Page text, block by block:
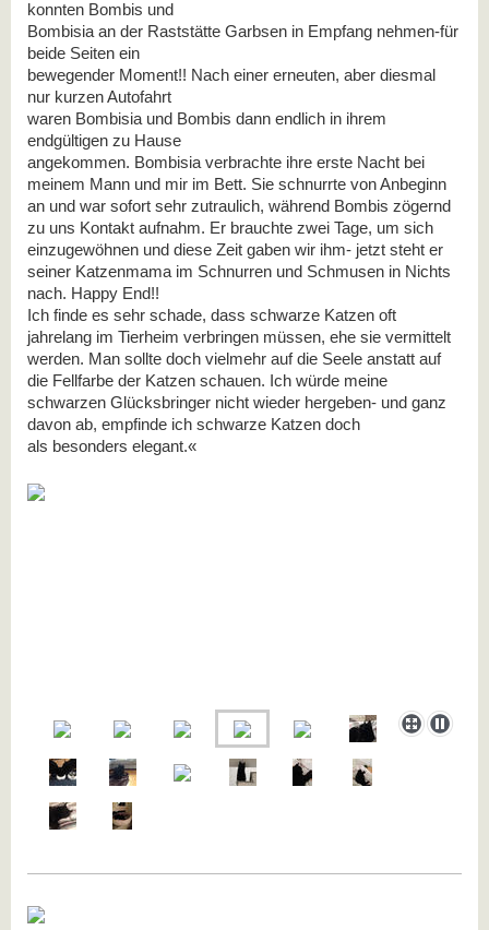
konnten Bombis und
Bombisia an der Raststätte Garbsen in Empfang nehmen-für
beide Seiten ein
bewegender Moment!! Nach einer erneuten, aber diesmal
nur kurzen Autofahrt
waren Bombisia und Bombis dann endlich in ihrem
endgültigen zu Hause
angekommen. Bombisia verbrachte ihre erste Nacht bei
meinem Mann und mir im Bett. Sie schnurrte von Anbeginn
an und war sofort sehr zutraulich, während Bombis zögernd
zu uns Kontakt aufnahm. Er brauchte zwei Tage, um sich
einzugewöhnen und diese Zeit gaben wir ihm- jetzt steht er
seiner Katzenmama im Schnurren und Schmusen in Nichts
nach. Happy End!!
Ich finde es sehr schade, dass schwarze Katzen oft
jahrelang im Tierheim verbringen müssen, ehe sie vermittelt
werden. Man sollte doch vielmehr auf die Seele anstatt auf
die Fellfarbe der Katzen schauen. Ich würde meine
schwarzen Glücksbringer nicht wieder hergeben- und ganz
davon ab, empfinde ich schwarze Katzen doch
als besonders elegant.«